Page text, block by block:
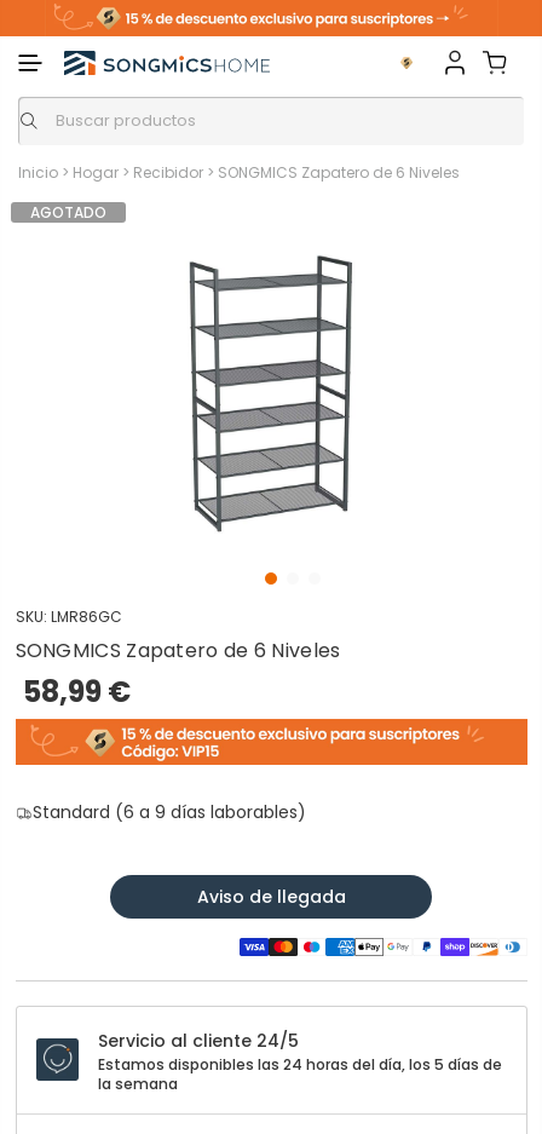
Inicio > Hogar > Recibidor > SONGMICS Zapatero de 6 Niveles
AGOTADO
SKU: LMR86GC
SONGMICS Zapatero de 6 Niveles
58,99 €
Standard (6 a 9 días laborables)
Aviso de llegada
Servicio al cliente 24/5
Estamos disponibles las 24 horas del día, los 5 días de
la semana